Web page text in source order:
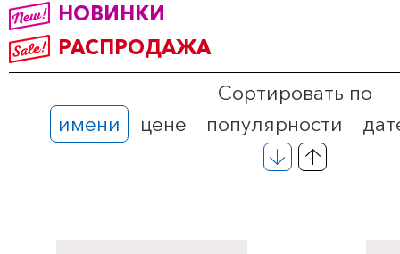
НОВИНКИ
РАСПРОДАЖА
Сортировать по
имени
цене популярности